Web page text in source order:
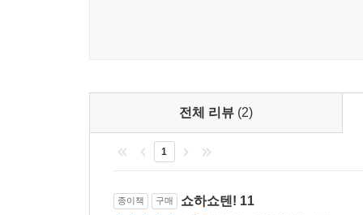
전체 리뷰 (2)
1
종이책 구매 쇼하쇼텐! 11